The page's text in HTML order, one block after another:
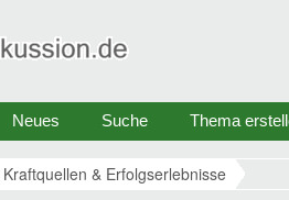
Neues Suche Thema
& Erfolgserlebnisse